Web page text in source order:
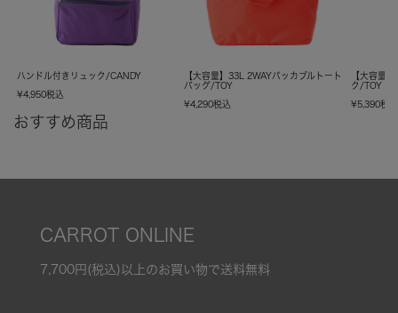
ハンドル付きリュック/CANDY
¥4,950税込
【大容量】33L 2WAYパッカブルトート
バッグ/TOY
¥4,290税込
【大容量
ク/TOY
¥5,390税込
おすすめ商品
CARROT ONLINE
7,700円(税込)以上のお買い物で送料無料